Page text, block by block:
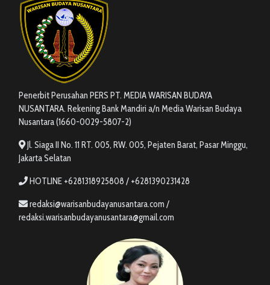
Penerbit Perusahan PERS PT. MEDIA WARISAN BUDAYA
NUSANTARA. Rekening Bank Mandiri a/n Media Warisan Budaya
Nusantara (1660-0029-5807-2)
Jl. Siaga II No. 11 RT. 005, RW. 005, Pejaten Barat, Pasar Minggu,
Jakarta Selatan
HOTLINE +6281318925808 / +6281390231428
redaksi@warisanbudayanusantara.com /
redaksi.warisanbudayanusantara@gmail.com